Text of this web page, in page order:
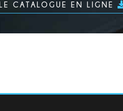
CATALOGUE EN LIGNE